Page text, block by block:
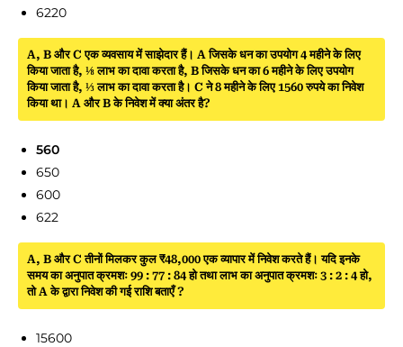
6220
A, B और C एक व्यवसाय में साझेदार हैं। A जिसके धन का उपयोग 4 महीने के लिए
किया जाता है, ⅛ लाभ का दावा करता है, B जिसके धन का 6 महीने के लिए उपयोग
किया जाता है, ⅓ लाभ का दावा करता है। C ने 8 महीने के लिए 1560 रुपये का निवेश
किया था। A और B के निवेश में क्या अंतर है?
560
650
600
622
A, B और C तीनों मिलकर कुल ₹48,000 एक व्यापार में निवेश करते हैं। यदि इनके
समय का अनुपात क्रमशः 99 : 77 : 84 हो तथा लाभ का अनुपात क्रमशः 3 : 2 : 4 हो,
तो A के द्वारा निवेश की गई राशि बताएँ ?
15600